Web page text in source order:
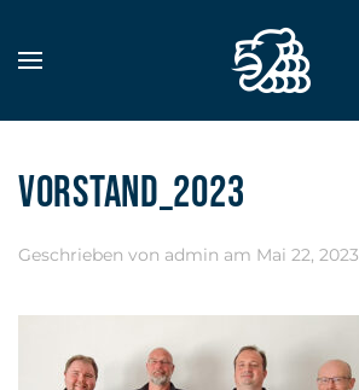
Zum Hauptinhalt springen
VORSTAND_2023
Geschrieben von admin am Mai 22, 2023